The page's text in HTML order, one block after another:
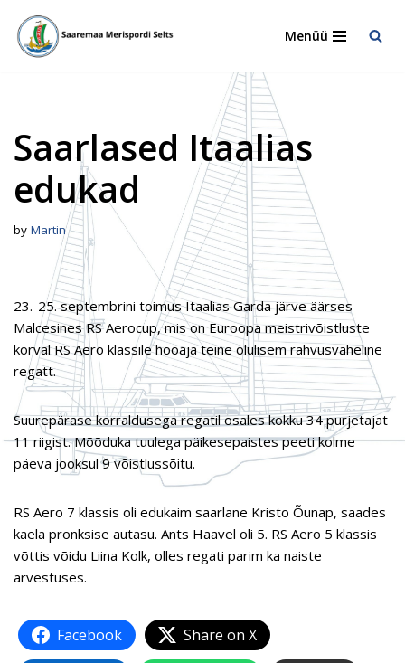
Skip
Menüü
Saarlased Itaalias
edukad
by Martin
23.-25. septembrini toimus Itaalias Garda järve äärses
Malcesines RS Aerocup, mis on Euroopa meistrivõistluste
kõrval RS Aero klassile hooaja teine olulisem rahvusvaheline
regatt.
Suurepärase korraldusega regatil osales kokku 34 purjetajat
11 riigist. Mõõduka tuulega päikesepaistes peeti kolme
päeva jooksul 9 võistlussõitu.
RS Aero 7 klassis oli edukaim saarlane Kristo Õunap, saades
kaela pronksise autasu. Ants Haavel oli 5. RS Aero 5 klassis
võttis võidu Liina Kolk, olles regati parim ka naiste
arvestuses.
Facebook
Share on X